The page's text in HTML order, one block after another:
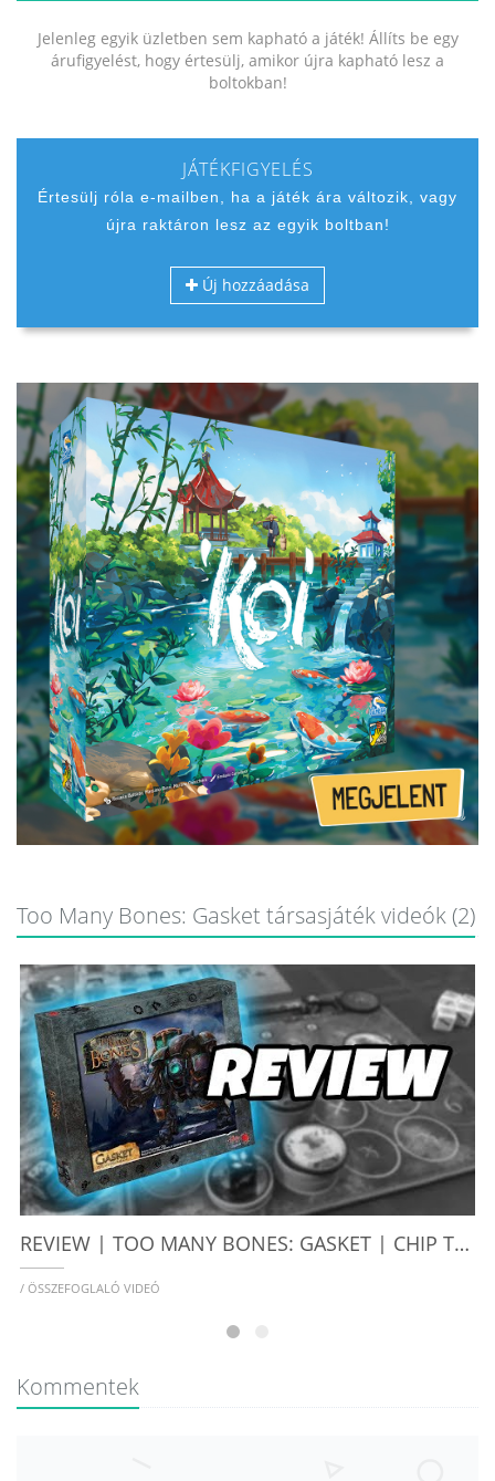
Jelenleg egyik üzletben sem kapható a játék! Állíts be egy
árufigyelést, hogy értesülj, amikor újra kapható lesz a
boltokban!
JÁTÉKFIGYELÉS
Értesülj róla e-mailben, ha a játék ára változik, vagy
újra raktáron lesz az egyik boltban!
Új hozzáadása
Too Many Bones: Gasket társasjáték videók (2)
REVIEW | TOO MANY BONES: GASKET | CHIP THEORY GAMES
/ ÖSSZEFOGLALÓ VIDEÓ
Kommentek